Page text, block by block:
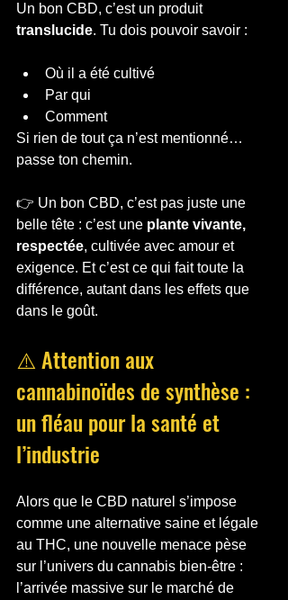
Un bon CBD, c’est un produit
translucide. Tu dois pouvoir savoir :
Où il a été cultivé
Par qui
Comment
Si rien de tout ça n’est mentionné…
passe ton chemin.
👉 Un bon CBD, c’est pas juste une
belle tête : c’est une plante vivante,
respectée, cultivée avec amour et
exigence. Et c’est ce qui fait toute la
différence, autant dans les effets que
dans le goût.
⚠️ Attention aux
cannabinoïdes de synthèse :
un fléau pour la santé et
l’industrie
Alors que le CBD naturel s’impose
comme une alternative saine et légale
au THC, une nouvelle menace pèse
sur l’univers du cannabis bien-être :
l’arrivée massive sur le marché de